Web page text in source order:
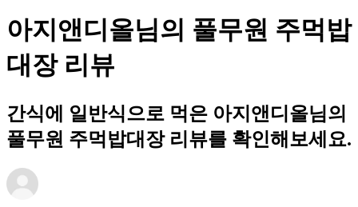
아지앤디올님의 풀무원 주먹밥
대장 리뷰
간식에 일반식으로 먹은 아지앤디올님의
풀무원 주먹밥대장 리뷰를 확인해보세요.